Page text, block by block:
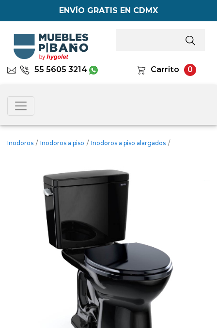
ENVÍO GRATIS EN CDMX
55 5605 3214 Carrito 0
Inodoros / Inodoros a piso / Inodoros a piso alargados /